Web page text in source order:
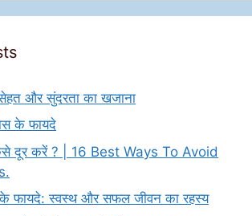
सेहत और सुंदरता का खजाना
के फायदे
दूर करें ? | 16 Best Ways To Avoid
फायदे: स्वस्थ और सफल जीवन का रहस्य